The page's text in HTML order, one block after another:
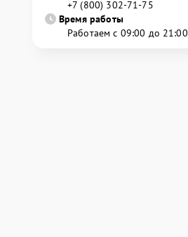
+7 (800) 302-71-75
Время работы
Работаем с 09:00 до 21:00